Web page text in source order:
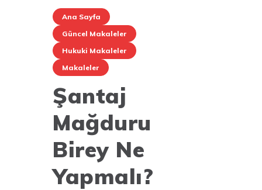
Ana Sayfa
Güncel Makaleler
Hukuki Makaleler
Makaleler
Şantaj
Mağduru
Birey Ne
Yapmalı?